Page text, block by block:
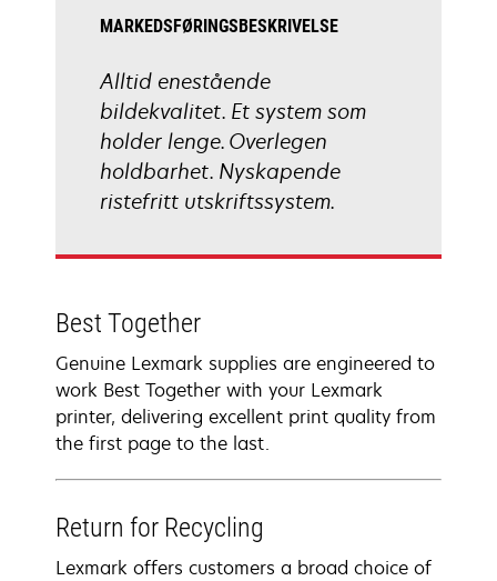
MARKEDSFØRINGSBESKRIVELSE
Alltid enestående
bildekvalitet. Et system som
holder lenge. Overlegen
holdbarhet. Nyskapende
ristefritt utskriftssystem.
Best Together
Genuine Lexmark supplies are engineered to
work Best Together with your Lexmark
printer, delivering excellent print quality from
the first page to the last.
Return for Recycling
Lexmark offers customers a broad choice of